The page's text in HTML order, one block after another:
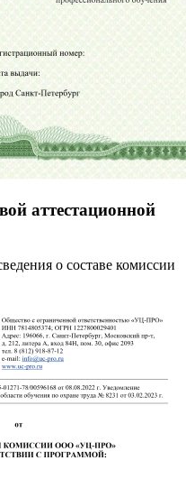
аттестационной
о составе комиссии